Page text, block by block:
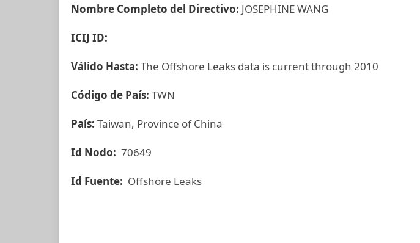
Nombre Completo del Directivo: JOSEPHINE WANG
ICIJ ID:
Válido Hasta: The Offshore Leaks data is current through 2010
Código de País: TWN
País: Taiwan, Province of China
Id Nodo: 70649
Id Fuente: Offshore Leaks